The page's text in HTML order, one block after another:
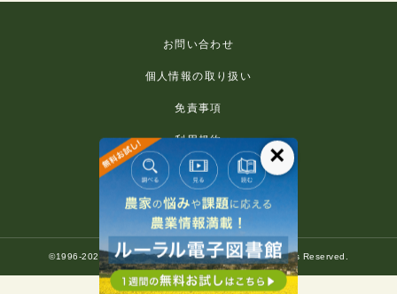
お問い合わせ
個人情報の取り扱い
免責事項
利用規約
推奨環境
著作権等について
©1996-2022 Rural Culture Association Japan. All Rights Reserved.
×